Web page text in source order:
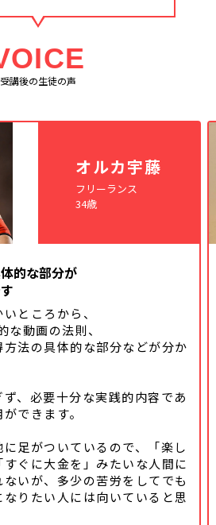
受講後の生徒の声
オルカ宇藤
フリーランス
34歳
的な部分が
ところから、
動画の法則、
法の具体的な部分などが分か
、必要十分な実践的内容であ
できます。
足がついているので、「楽し
ぐに大金を」みたいな人間に
いが、多少の苦労をしてでも
りたい人には向いていると思